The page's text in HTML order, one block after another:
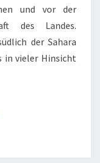
und vor der
des Landes.
der Sahara
in vieler Hinsicht